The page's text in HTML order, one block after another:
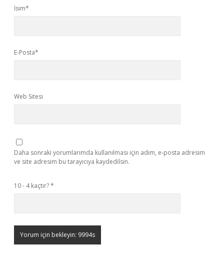
İsim*
E-Posta*
Web Sitesi
Daha sonraki yorumlarımda kullanılması için adım, e-posta adresim
ve site adresim bu tarayıcıya kaydedilsin.
10 - 4 kaçtır?*